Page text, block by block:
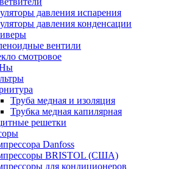
давления испарения
давления конденсации
вентили
смотровое
Труба медная и изоляция
Трубка медная капилярная
решетки
Danfoss
BRISTOL (США)
для кондиционеров